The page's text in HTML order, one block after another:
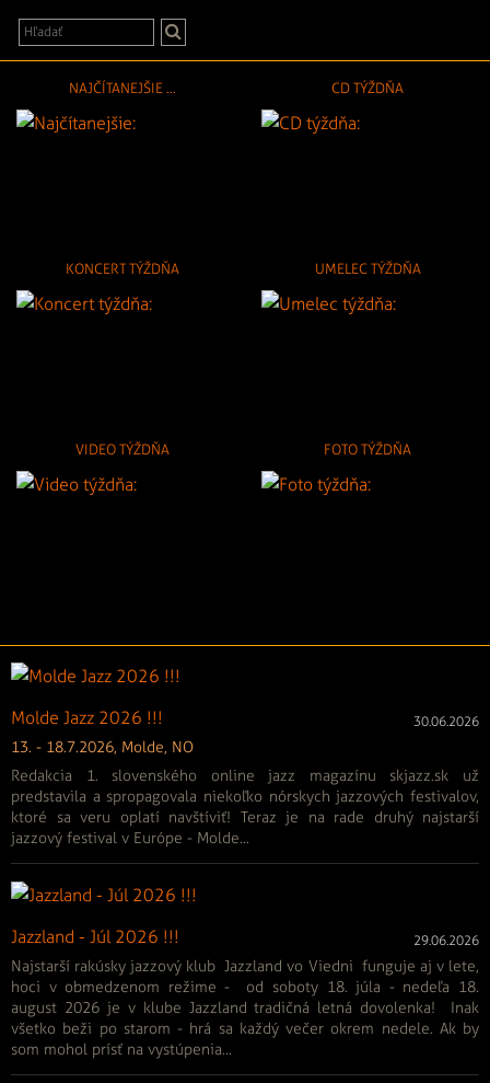
NAJČÍTANEJŠIE ... CD TÝŽDŇA
KONCERT TÝŽDŇA UMELEC TÝŽDŇA
VIDEO TÝŽDŇA FOTO TÝŽDŇA
Molde Jazz 2026 !!! 30.06.2026
13. - 18.7.2026, Molde, NO
Redakcia 1. slovenského online jazz magazínu skjazz.sk už
predstavila a spropagovala niekoľko nórskych jazzových festivalov,
ktoré sa veru oplatí navštíviť! Teraz je na rade druhý najstarší
jazzový festival v Európe - Molde...
Jazzland - Júl 2026 !!! 29.06.2026
Najstarší rakúsky jazzový klub Jazzland vo Viedni funguje aj v lete,
hoci v obmedzenom režime - od soboty 18. júla - nedeľa 18.
august 2026 je v klube Jazzland tradičná letná dovolenka! Inak
všetko beži po starom - hrá sa každý večer okrem nedele. Ak by
som mohol prísť na vystúpenia...